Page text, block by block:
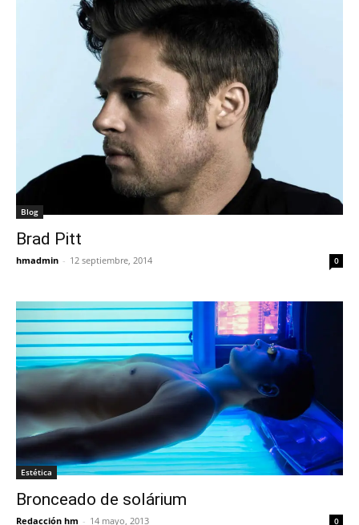
Blog
Brad Pitt
hmadmin - 12 septiembre, 2014 0
Estética
Bronceado de solárium
Redacción hm - 14 mayo, 2013 0